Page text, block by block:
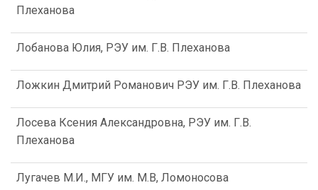
Плеханова
Лобанова Юлия, РЭУ им. Г.В. Плеханова
Ложкин Дмитрий Романович РЭУ им. Г.В. Плеханова
Лосева Ксения Александровна, РЭУ им. Г.В.
Плеханова
Лугачев М.И., МГУ им. М.В, Ломоносова